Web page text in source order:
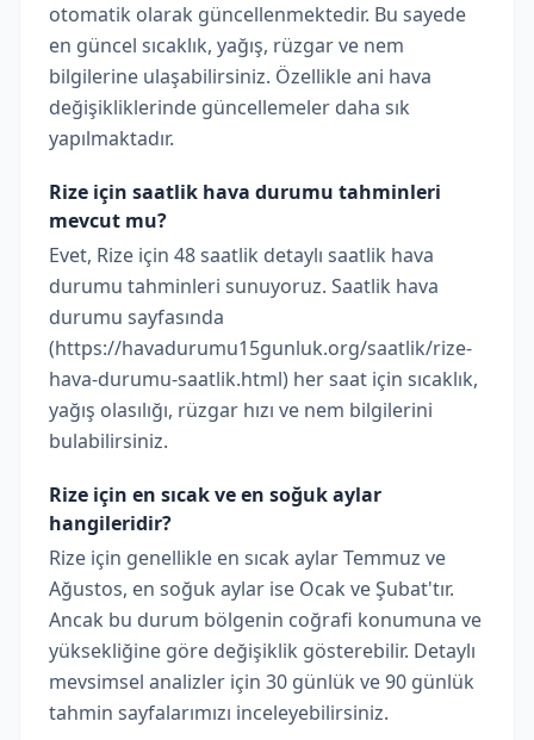
otomatik olarak güncellenmektedir. Bu sayede
en güncel sıcaklık, yağış, rüzgar ve nem
bilgilerine ulaşabilirsiniz. Özellikle ani hava
değişikliklerinde güncellemeler daha sık
yapılmaktadır.
Rize için saatlik hava durumu tahminleri
mevcut mu?
Evet, Rize için 48 saatlik detaylı saatlik hava
durumu tahminleri sunuyoruz. Saatlik hava
durumu sayfasında
(https://havadurumu15gunluk.org/saatlik/rize-
hava-durumu-saatlik.html) her saat için sıcaklık,
yağış olasılığı, rüzgar hızı ve nem bilgilerini
bulabilirsiniz.
Rize için en sıcak ve en soğuk aylar
hangileridir?
Rize için genellikle en sıcak aylar Temmuz ve
Ağustos, en soğuk aylar ise Ocak ve Şubat'tır.
Ancak bu durum bölgenin coğrafi konumuna ve
yüksekliğine göre değişiklik gösterebilir. Detaylı
mevsimsel analizler için 30 günlük ve 90 günlük
tahmin sayfalarımızı inceleyebilirsiniz.